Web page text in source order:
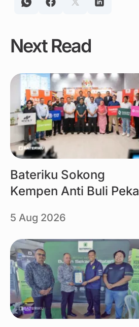
Next Read
Link
Bateriku Sokong
Kempen Anti Buli Peka
5 Aug 2026
Link